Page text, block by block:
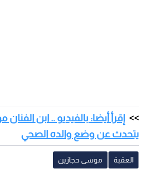
إقرأ أيضا: بالفيديو .. ابن
يتحدث عن وضع والده الصحي
العقبة موسى حجازين